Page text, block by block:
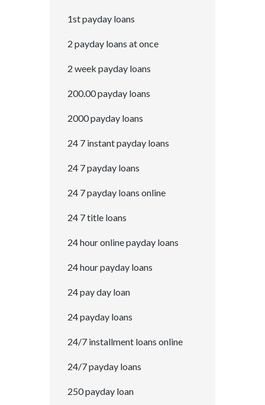
1st payday loans
2 payday loans at once
2 week payday loans
200.00 payday loans
2000 payday loans
24 7 instant payday loans
24 7 payday loans
24 7 payday loans online
24 7 title loans
24 hour online payday loans
24 hour payday loans
24 pay day loan
24 payday loans
24/7 installment loans online
24/7 payday loans
250 payday loan